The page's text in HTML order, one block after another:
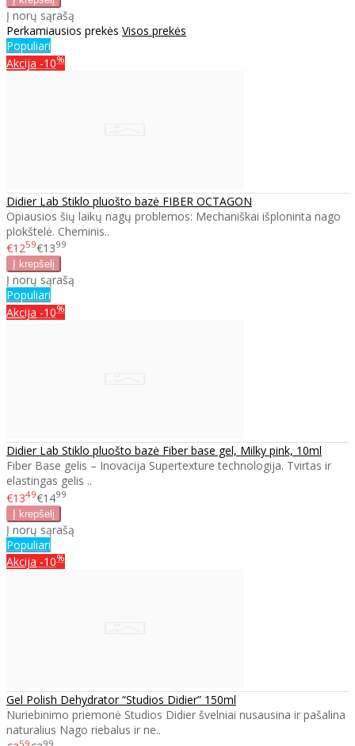
Į norų sąrašą
Perkamiausios prekės Visos prekės
Populiari
Akcija -10%
Didier Lab Stiklo pluošto bazė FIBER OCTAGON
Opiausios šių laikų nagų problemos: Mechaniškai išploninta nago
plokštelė. Cheminis..
€1259€1399
Į norų sąrašą
Populiari
Akcija -10%
Didier Lab Stiklo pluošto bazė Fiber base gel, Milky pink, 10ml
Fiber Base gelis – Inovacija Supertexture technologija. Tvirtas ir
elastingas gelis ..
€1349€1499
Į norų sąrašą
Populiari
Akcija -10%
Gel Polish Dehydrator “Studios Didier” 150ml
Nuriebinimo priemonė Studios Didier švelniai nusausina ir pašalina
naturalius Nago riebalus ir ne..
59 99